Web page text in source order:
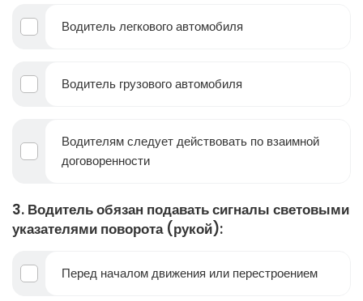
Водитель легкового автомобиля
Водитель грузового автомобиля
Водителям следует действовать по взаимной
договоренности
3. Водитель обязан подавать сигналы световыми
указателями поворота (рукой):
Перед началом движения или перестроением